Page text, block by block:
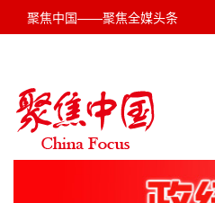
聚焦中国——聚焦全媒头条